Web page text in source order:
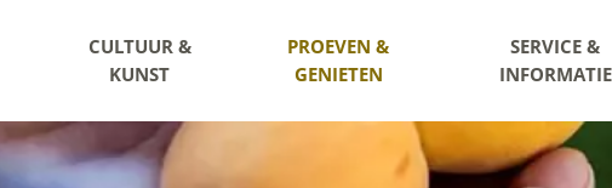
CULTUUR &
KUNST
PROEVEN &
GENIETEN
SERVICE &
INFORMATIE